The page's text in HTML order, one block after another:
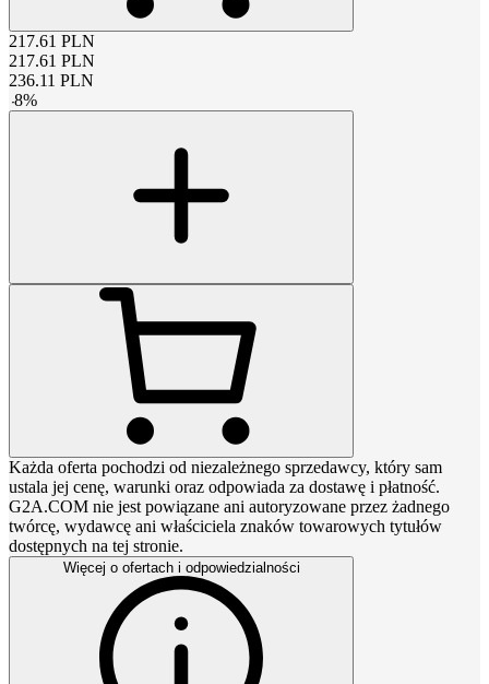
217.61 PLN
217.61 PLN
236.11 PLN
-8%
Każda oferta pochodzi od niezależnego sprzedawcy, który sam
ustala jej cenę, warunki oraz odpowiada za dostawę i płatność.
G2A.COM nie jest powiązane ani autoryzowane przez żadnego
twórcę, wydawcę ani właściciela znaków towarowych tytułów
dostępnych na tej stronie.
Więcej o ofertach i odpowiedzialności